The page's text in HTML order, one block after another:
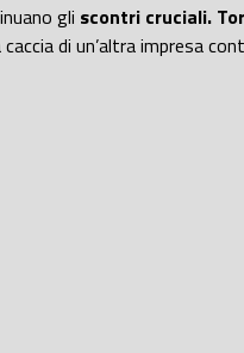
gli scontri cruciali.
caccia di un’altra impresa